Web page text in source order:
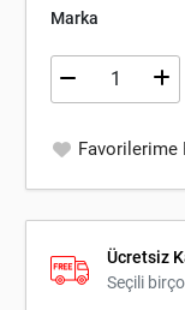
Marka
Favorilerime
Ücretsiz
Seçili